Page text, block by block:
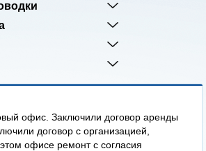
офис. Заключили договор аренды
договор с организацией,
офисе ремонт с согласия